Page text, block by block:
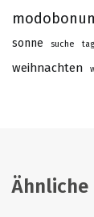
sonne suche tag
weihnachten
Ähnliche